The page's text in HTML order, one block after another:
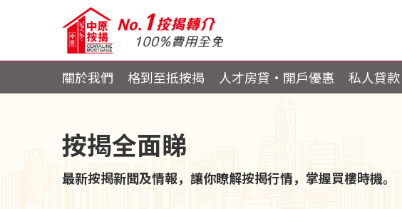
關於我們 格到至抵按揭 人才房貸・開戶優惠 私人貸款
按揭全面睇
最新按揭新聞及情報，讓你瞭解按揭行情，掌握買樓時機。